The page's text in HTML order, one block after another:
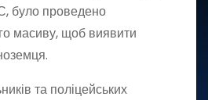
було проведено
масиву, щоб виявити
та поліцейських